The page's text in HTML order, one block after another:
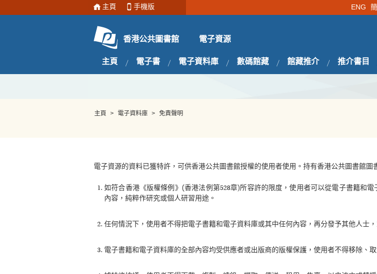
主頁 手機版 ENG 簡
香港公共圖書館 電子資源
主頁 電子書 電子資料庫 數碼館藏 館藏推介 推介書目
主頁 > 電子資料庫 > 免責聲明
電子資源的資料已獲特許，可供香港公共圖書館授權的使用者使用。持有香港公共圖書館圖
如符合香港《版權條例》(香港法例第528章)所容許的限度，使用者可以從電子書籍和
內容，純粹作研究或個人研習用途。
任何情況下，使用者不得把電子書籍和電子資料庫或其中任何內容，再分發予其他人士
電子書籍和電子資料庫的全部內容均受供應者或出版商的版權保護，使用者不得移除、